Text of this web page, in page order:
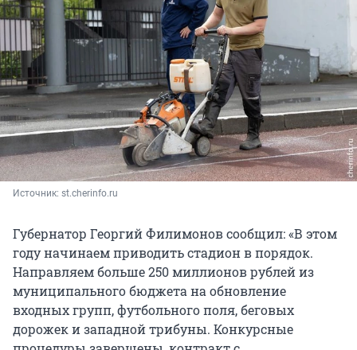
Источник: st.cherinfo.ru
Губернатор Георгий Филимонов сообщил: «В этом
году начинаем приводить стадион в порядок.
Направляем больше 250 миллионов рублей из
муниципального бюджета на обновление
входных групп, футбольного поля, беговых
дорожек и западной трибуны. Конкурсные